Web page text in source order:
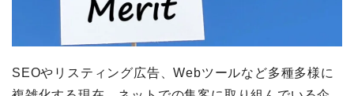
SEOやリスティング広告、Webツールなど多種多様に